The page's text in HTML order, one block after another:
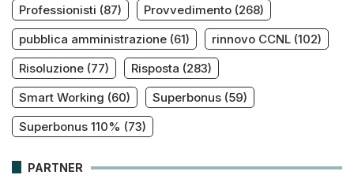
Professionisti (87) Provvedimento (268)
pubblica amministrazione (61) rinnovo CCNL (102)
Risoluzione (77) Risposta (283)
Smart Working (60) Superbonus (59)
Superbonus 110% (73)
PARTNER